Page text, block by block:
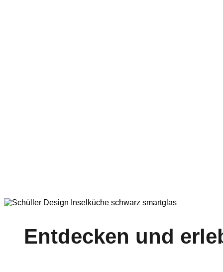
Entdecken und